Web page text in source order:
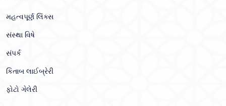
મહત્વપૂર્ણ લિંક્સ
સંસ્થા વિષે
સંપર્ક
કિતાબ લાઈબ્રેરી
ફોટો ગેલેરી